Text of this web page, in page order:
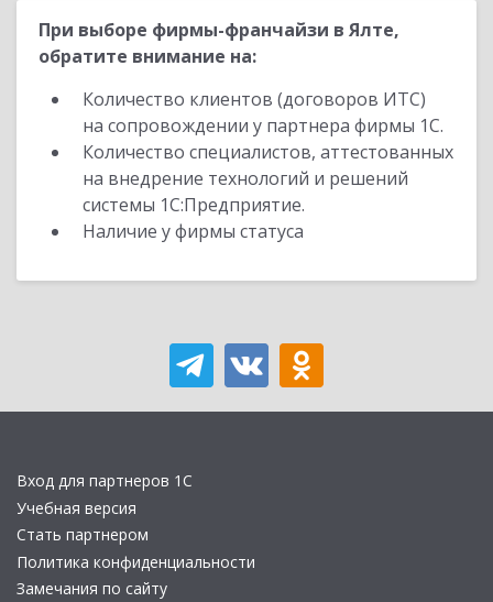
При выборе фирмы-франчайзи в Ялте,
обратите внимание на:
Количество клиентов (договоров ИТС)
на сопровождении у партнера фирмы 1С.
Количество специалистов, аттестованных
на внедрение технологий и решений
системы 1С:Предприятие.
Наличие у фирмы статуса
Вход для партнеров 1С
Учебная версия
Стать партнером
Политика конфиденциальности
Замечания по сайту